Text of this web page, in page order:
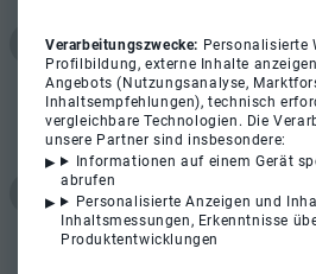
Verarbeitungszwecke: Personalisierte
Profilbildung, externe Inhalte
Angebots (Nutzungsanalyse,
Inhaltsempfehlungen), technisch
vergleichbare Technologien. Die
unsere Partner sind insbesondere:
Informationen auf einem Gerät
abrufen
Personalisierte Anzeigen und
Inhaltsmessungen, Erkenntnisse
Produktentwicklungen